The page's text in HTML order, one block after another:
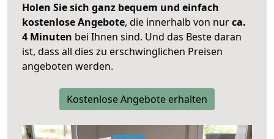
Holen Sie sich ganz bequem und einfach
kostenlose Angebote, die innerhalb von nurca.
4 Minuten bei Ihnen sind. Und das Beste daran
ist, dass all dies zu erschwinglichen Preisen
angeboten werden.
Kostenlose Angebote erhalten